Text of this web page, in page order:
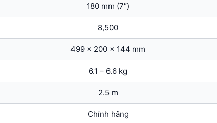
180 mm (7″)
8,500
499 x 200 x 144 mm
6.1 – 6.6 kg
2.5 m
Chính hãng